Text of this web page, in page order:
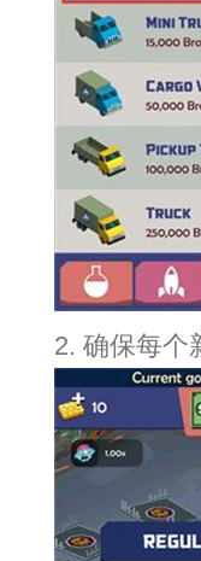
2. 确保每个